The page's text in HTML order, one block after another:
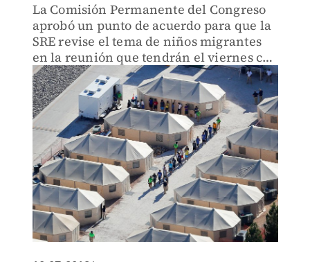
La Comisión Permanente del Congreso
aprobó un punto de acuerdo para que la
SRE revise el tema de niños migrantes
en la reunión que tendrán el viernes con
la delegación de EU encabezada por
Mike Pompeo.